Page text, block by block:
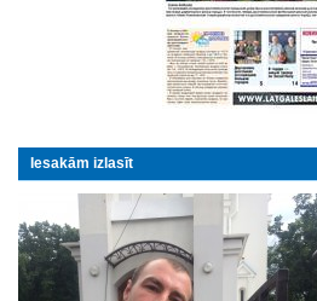
Iesakām izlasīt